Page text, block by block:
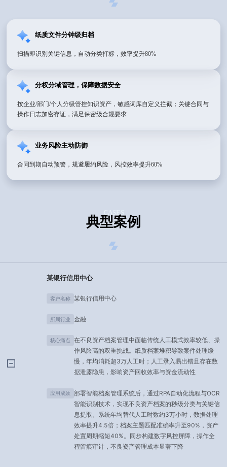
纸质文件分钟级归档
扫描即识别关键信息，自动分类打标，效率提升80%
分权分域管理，保障数据安全
按企业/部门/个人分级管控知识资产，敏感词库自定义拦截；关键合同与
操作日志加密存证，满足保密级合规要求
业务风险主动防御
合同到期自动预警，规避履约风险，风控效率提升60%
典型案例
CASES
某银行信用中心
客户名称 某银行信用中心
所属行业 金融
核心痛点
在不良资产档案管理中面临传统人工模式效率较低、操
作风险高的双重挑战。纸质档案堆积导致案件处理缓
慢，年均消耗超3万人工时；人工录入易出错且存在数
据泄露隐患，影响资产回收效率与资金流动性
应用成效
部署智能档案管理系统后，通过RPA自动化流程与OCR
智能识别技术，实现不良资产档案的秒级分类与关键信
息提取。系统年均替代人工时数约3万小时，数据处理
效率提升4.5倍；档案主题匹配准确率升至90%，资产
处置周期缩短40%。同步构建数字风控屏障，操作全
程留痕审计，不良资产管理成本显著下降